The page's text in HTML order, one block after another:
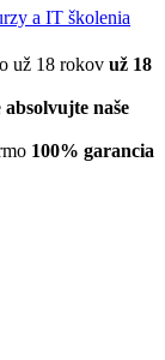
už 18
absolvujte naše
100% garancia